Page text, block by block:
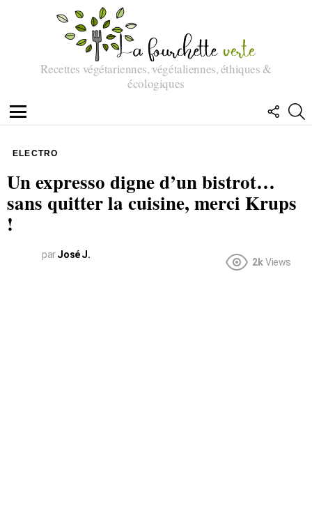
Recettes végétariennes, végétaliennes, éthiques &
écologiques
Menu
NOUS
ELECTRO
Un expresso digne d’un bistrot…
sans quitter la cuisine, merci Krups
!
par José J.
2k Views